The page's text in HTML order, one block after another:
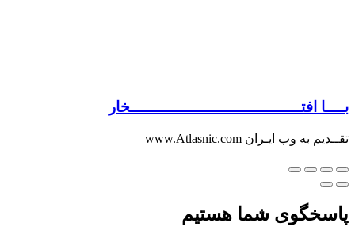
بــــا افتــــــــــــــــــــــــــــــــــــخار
تقــدیم به وب ایـران www.Atlasnic.com
پاسخگوی شما هستیم